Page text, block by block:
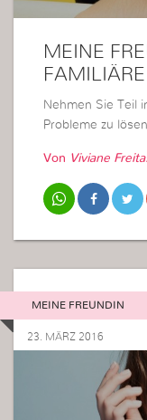
MEINE
Nehmen Sie Teil
Probleme zu
Von Viviane
MEINE FREUNDIN
23. MÄRZ 2016